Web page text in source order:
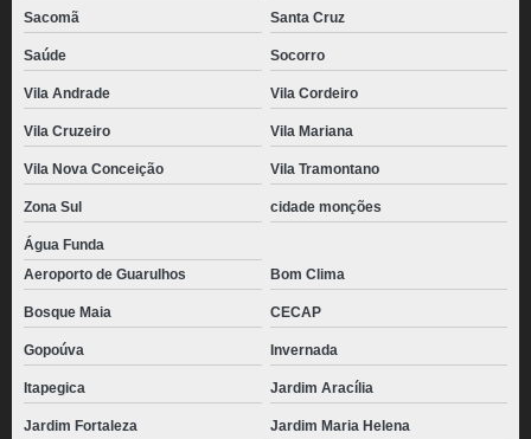
Sacomã Santa Cruz
Saúde Socorro
Vila Andrade Vila Cordeiro
Vila Cruzeiro Vila Mariana
Vila Nova Conceição Vila Tramontano
Zona Sul cidade monções
Água Funda
Aeroporto de Guarulhos
Bom Clima
Bosque Maia CECAP
Gopoúva Invernada
Itapegica Jardim Aracília
Jardim Fortaleza Jardim Maria Helena